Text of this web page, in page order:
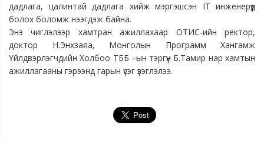
дадлага, цалинтай дадлага хийж мэргэшсэн IT инженерүүд
болох боломж нээгдэж байна.
Энэ чиглэлээр хамтран ажиллахаар ОТИС-ийн ректор,
доктор Н.Энхзаяа, Монголын Программ Хангамж
Үйлдвэрлэгчдийн Холбоо ТББ –ын тэргүүн Б.Тамир нар хамтын
ажиллагааны гэрээнд гарын үсэг үзэглэлээ.